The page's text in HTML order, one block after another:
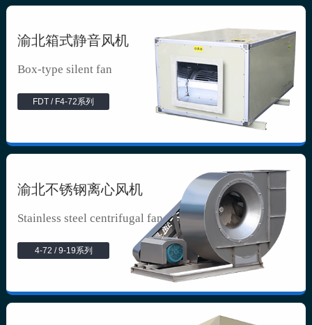
渝北箱式静音风机
Box-type silent fan
FDT / F4-72系列
渝北不锈钢离心风机
Stainless steel centrifugal fan
4-72 / 9-19系列